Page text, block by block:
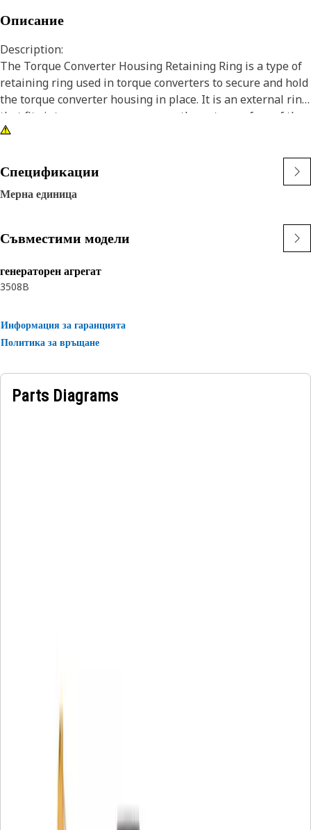
Описание
Description:
The Torque Converter Housing Retaining Ring is a type of
retaining ring used in torque converters to secure and hold
the torque converter housing in place. It is an external ring
that fits into a groove or recess on the outer surface of the
torque converter housing, providing retention and
operation.
Attributes:
• Designed to withstand maximum force and load.
Applications:
positioning and retention of the housing.
Спецификации
Мерна единица
Съвместими модели
генераторен агрегат
3508B
Информация за гаранцията
Политика за връщане
Parts Diagrams